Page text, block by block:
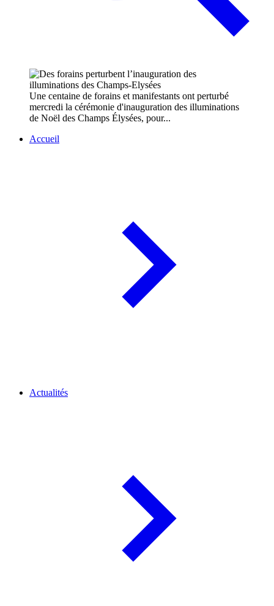
Une centaine de forains et manifestants ont perturbé
mercredi la cérémonie d'inauguration des illuminations
de Noël des Champs Élysées, pour...
Accueil
Actualités